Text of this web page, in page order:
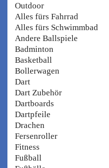
Outdoor
Alles fürs Fahrrad
Alles fürs Schwimmbad
Andere Ballspiele
Badminton
Basketball
Bollerwagen
Dart
Dart Zubehör
Dartboards
Dartpfeile
Drachen
Fersenroller
Fitness
Fußball